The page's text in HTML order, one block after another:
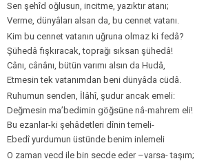
Sen şehîd oğlusun, incitme, yazıktır atanı;
Verme, dünyâları alsan da, bu cennet vatanı.
Kim bu cennet vatanın uğruna olmaz ki fedâ?
Şühedâ fışkıracak, toprağı sıksan şühedâ!
Cânı, cânânı, bütün varımı alsın da Hudâ,
Etmesin tek vatanımdan beni dünyâda cüdâ.
Ruhumun senden, İlâhî, şudur ancak emeli:
Değmesin ma’bedimin göğsüne nâ-mahrem eli!
Bu ezanlar-ki şehâdetleri dînin temeli-
Ebedî yurdumun üstünde benim inlemeli
O zaman vecd ile bin secde eder –varsa- taşım;